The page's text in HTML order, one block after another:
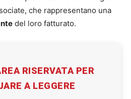
che rappresentano una
del loro fatturato.
RISERVATA PER
A LEGGERE